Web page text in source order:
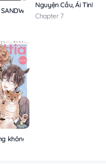
Nguyện Cầu, Ái Tình,
Chapter 7
không rung động